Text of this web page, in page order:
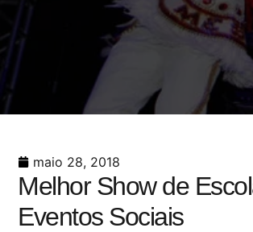
maio 28, 2018
Melhor Show de
Eventos Sociais